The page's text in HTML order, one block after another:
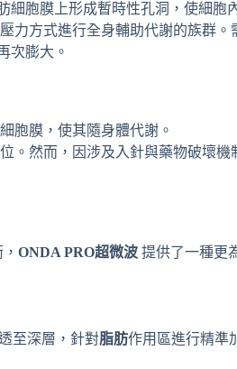
細胞膜上形成暫時性孔洞，使細胞
力方式進行全身輔助代謝的族群。
次膨大。
胞膜，使其隨身體代謝。
。然而，因涉及入針與藥物破壞機
ONDA PRO超微波 提供了一種更
至深層，針對脂肪作用區進行精準